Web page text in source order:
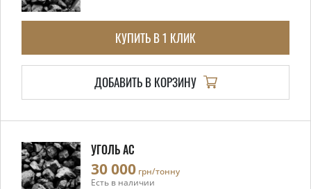
КУПИТЬ В 1 КЛИК
ДОБАВИТЬ В КОРЗИНУ
УГОЛЬ АС
30 000 грн/тонну
Есть в наличии